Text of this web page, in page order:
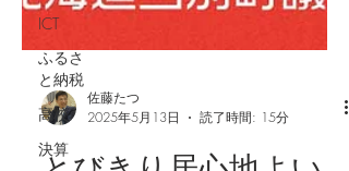
ICT
ふるさ
と納税
高校
決算
2025年5月13日
読了時間: 15分